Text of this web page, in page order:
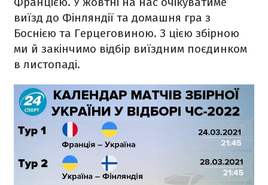
виїзд до Фінляндії та домашня гра з
Боснією та Герцеговиною. З цією збірною
ми й закінчимо відбір виїздним поєдинком
в листопаді.